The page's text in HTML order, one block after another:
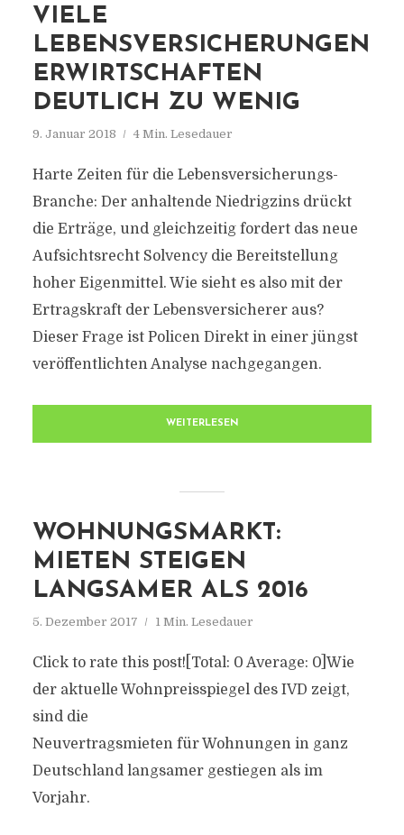
VIELE
LEBENSVERSICHERUNGEN
ERWIRTSCHAFTEN
DEUTLICH ZU WENIG
9. Januar 2018 4 Min. Lesedauer
Harte Zeiten für die Lebensversicherungs-
Branche: Der anhaltende Niedrigzins drückt
die Erträge, und gleichzeitig fordert das neue
Aufsichtsrecht Solvency die Bereitstellung
hoher Eigenmittel. Wie sieht es also mit der
Ertragskraft der Lebensversicherer aus?
Dieser Frage ist Policen Direkt in einer jüngst
veröffentlichten Analyse nachgegangen.
WEITERLESEN
WOHNUNGSMARKT:
MIETEN STEIGEN
LANGSAMER ALS 2016
5. Dezember 2017 1 Min. Lesedauer
Click to rate this post![Total: 0 Average: 0]Wie
der aktuelle Wohnpreisspiegel des IVD zeigt,
sind die
Neuvertragsmieten für Wohnungen in ganz
Deutschland langsamer gestiegen als im
Vorjahr.